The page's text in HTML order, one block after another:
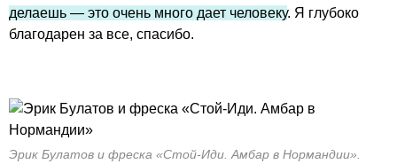
делаешь — это очень много дает человеку. Я глубоко
благодарен за все, спасибо.
Эрик Булатов и фреска «Стой-Иди. Амбар в Нормандии».